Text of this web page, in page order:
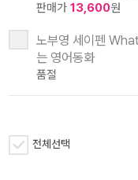
판매가 13,600원
노부영 세이펜
는 영어동화
품절
전체선택